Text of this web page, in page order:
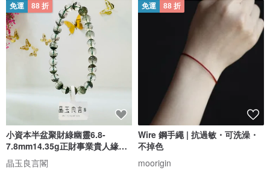
免運 88 折
小資本半盆聚財綠幽靈6.8-
7.8mm14.35g正財事業貴人緣生
意緣
晶玉良言閣
免運 88 折
Wire 鋼手繩 | 抗過敏・可洗澡・
不掉色
moorigin